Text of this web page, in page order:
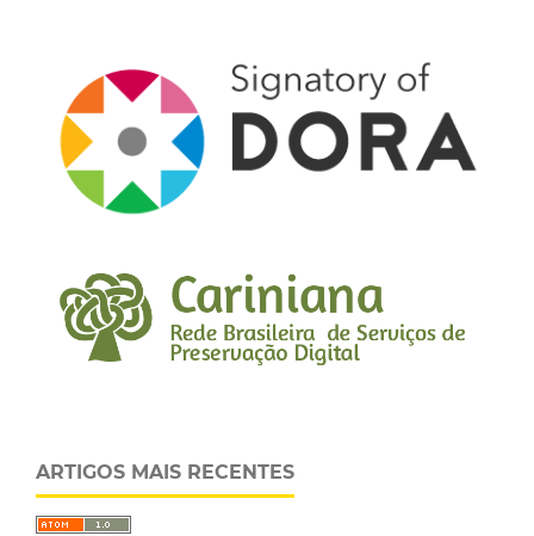
ARTIGOS MAIS RECENTES